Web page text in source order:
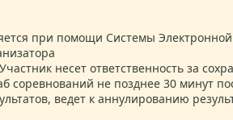
при помощи Системы Электронной
несет ответственность за
не позднее 30 минут
ведет к аннулированию